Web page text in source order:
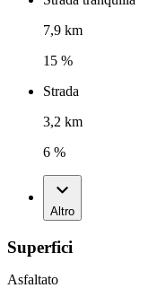
7,9 km
15 %
Strada
3,2 km
6 %
Altro
Superfici
Asfaltato